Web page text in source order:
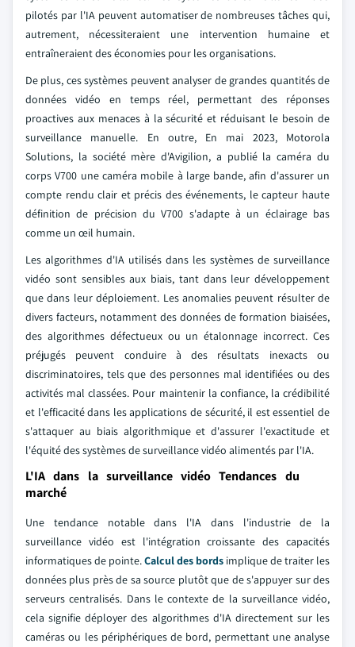
pilotés par l'IA peuvent automatiser de nombreuses tâches qui,
autrement, nécessiteraient une intervention humaine et
entraîneraient des économies pour les organisations.
De plus, ces systèmes peuvent analyser de grandes quantités de
données vidéo en temps réel, permettant des réponses
proactives aux menaces à la sécurité et réduisant le besoin de
surveillance manuelle. En outre, En mai 2023, Motorola
Solutions, la société mère d'Avigilion, a publié la caméra du
corps V700 une caméra mobile à large bande, afin d'assurer un
compte rendu clair et précis des événements, le capteur haute
définition de précision du V700 s'adapte à un éclairage bas
comme un œil humain.
Les algorithmes d'IA utilisés dans les systèmes de surveillance
vidéo sont sensibles aux biais, tant dans leur développement
que dans leur déploiement. Les anomalies peuvent résulter de
divers facteurs, notamment des données de formation biaisées,
des algorithmes défectueux ou un étalonnage incorrect. Ces
préjugés peuvent conduire à des résultats inexacts ou
discriminatoires, tels que des personnes mal identifiées ou des
activités mal classées. Pour maintenir la confiance, la crédibilité
et l'efficacité dans les applications de sécurité, il est essentiel de
s'attaquer au biais algorithmique et d'assurer l'exactitude et
l'équité des systèmes de surveillance vidéo alimentés par l'IA.
L'IA dans la surveillance vidéo Tendances du
marché
Une tendance notable dans l'IA dans l'industrie de la
surveillance vidéo est l'intégration croissante des capacités
informatiques de pointe.Calcul des bords implique de traiter les
données plus près de sa source plutôt que de s'appuyer sur des
serveurs centralisés. Dans le contexte de la surveillance vidéo,
cela signifie déployer des algorithmes d'IA directement sur les
caméras ou les périphériques de bord, permettant une analyse